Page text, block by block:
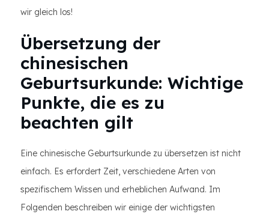
wir gleich los!
Übersetzung der
chinesischen
Geburtsurkunde: Wichtige
Punkte, die es zu
beachten gilt
Eine chinesische Geburtsurkunde zu übersetzen ist nicht
einfach. Es erfordert Zeit, verschiedene Arten von
spezifischem Wissen und erheblichen Aufwand. Im
Folgenden beschreiben wir einige der wichtigsten